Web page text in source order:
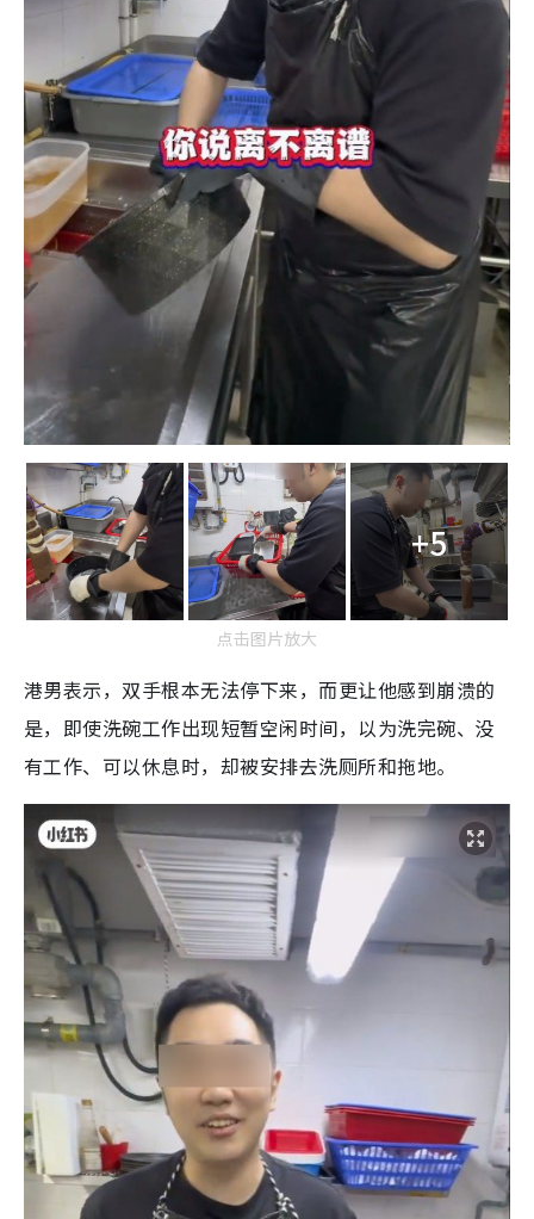
+5
点击图片放大
港男表示，双手根本无法停下来，而更让他感到崩溃的
是，即使洗碗工作出现短暂空闲时间，以为洗完碗、没
有工作、可以休息时，却被安排去洗厕所和拖地。